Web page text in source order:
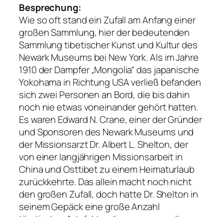
Besprechung:
Wie so oft stand ein Zufall am Anfang einer
großen Sammlung, hier der bedeutenden
Sammlung tibetischer Kunst und Kultur des
Newark Museums bei New York. Als im Jahre
1910 der Dampfer „Mongolia“ das japanische
Yokohama in Richtung USA verließ befanden
sich zwei Personen an Bord, die bis dahin
noch nie etwas voneinander gehört hatten.
Es waren Edward N. Crane, einer der Gründer
und Sponsoren des Newark Museums und
der Missionsarzt Dr. Albert L. Shelton, der
von einer langjährigen Missionsarbeit in
China und Osttibet zu einem Heimaturlaub
zurück­kehrte. Das allein macht noch nicht
den großen Zufall, doch hatte Dr. Shelton in
seinem Gepäck eine große Anzahl